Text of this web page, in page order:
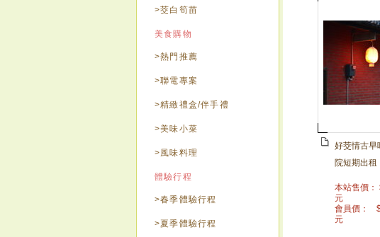
>茭白筍苗
美食購物
>熱門推薦
>聯電專案
>精緻禮盒/伴手禮
>美味小菜
>風味料理
體驗行程
>春季體驗行程
>夏季體驗行程
好茭情古早
院短期出租
本站售價：
元
會員價：
元